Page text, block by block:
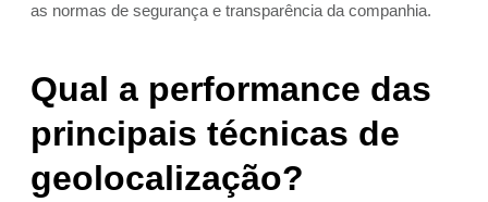
as normas de segurança e transparência da companhia.
Qual a performance das
principais técnicas de
geolocalização?